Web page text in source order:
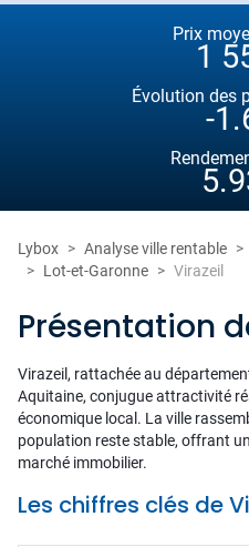
Prix
1
Évolution des
-
Lybox Analyse ville rentable
Lot-et-Garonne
Virazeil
Présentation
Virazeil, rattachée au
Aquitaine, conjugue attractivité
économique local. La ville
population reste stable, offrant
marché immobilier.
Les chiffres clés de